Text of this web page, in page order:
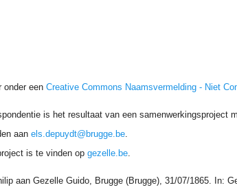
onder eenCreative Commons Naamsvermelding - Niet
is het resultaat van een samenwerkingsproject
aanels.depuydt@brugge.be.
is te vinden opgezelle.be.
aan Gezelle Guido, Brugge (Brugge), 31/07/1865. In: